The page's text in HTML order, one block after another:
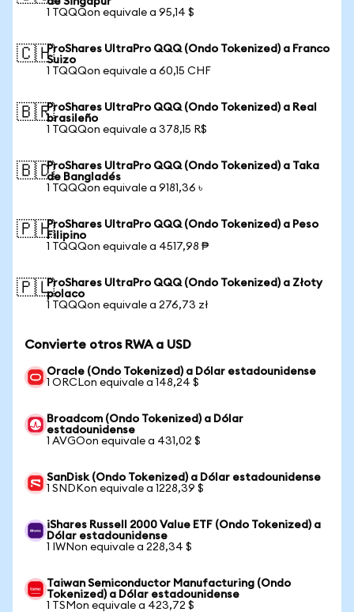
1 TQQQon equivale a 95,14 $
🇨🇭ProShares UltraPro QQQ (Ondo Tokenized) a Franco
Suizo
1 TQQQon equivale a 60,15 CHF
🇧🇷ProShares UltraPro QQQ (Ondo Tokenized) a Real
brasileño
1 TQQQon equivale a 378,15 R$
🇧🇩ProShares UltraPro QQQ (Ondo Tokenized) a Taka
de Bangladés
1 TQQQon equivale a 9181,36 ৳
🇵🇭ProShares UltraPro QQQ (Ondo Tokenized) a Peso
Filipino
1 TQQQon equivale a 4517,98 ₱
🇵🇱ProShares UltraPro QQQ (Ondo Tokenized) a Złoty
polaco
1 TQQQon equivale a 276,73 zł
Convierte otros RWA a USD
Oracle (Ondo Tokenized) a Dólar estadounidense
1 ORCLon equivale a 148,24 $
Broadcom (Ondo Tokenized) a Dólar
estadounidense
1 AVGOon equivale a 431,02 $
SanDisk (Ondo Tokenized) a Dólar estadounidense
1 SNDKon equivale a 1228,39 $
iShares Russell 2000 Value ETF (Ondo Tokenized) a
Dólar estadounidense
1 IWNon equivale a 228,34 $
Taiwan Semiconductor Manufacturing (Ondo
Tokenized) a Dólar estadounidense
1 TSMon equivale a 423,72 $